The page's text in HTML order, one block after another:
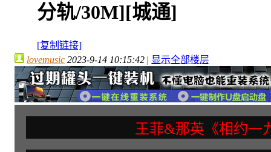
分轨/30M][城通]
[复制链接]
lovemusic 2023-9-14 10:15:42 | 显示全部楼层
王菲&那英《相约一